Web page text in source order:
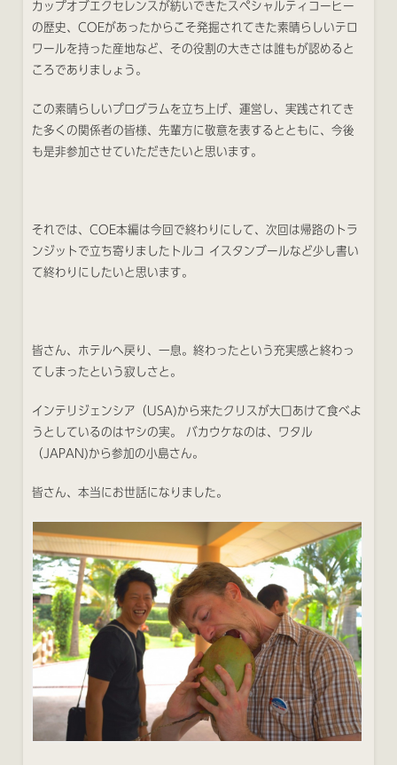
カップオブエクセレンスが紡いできたスペシャルティコーヒー
の歴史、COEがあったからこそ発掘されてきた素晴らしいテロ
ワールを持った産地など、その役割の大きさは誰もが認めると
ころでありましょう。
この素晴らしいプログラムを立ち上げ、運営し、実践されてき
た多くの関係者の皆様、先輩方に敬意を表するとともに、今後
も是非参加させていただきたいと思います。
それでは、COE本編は今回で終わりにして、次回は帰路のトラ
ンジットで立ち寄りましたトルコ イスタンブールなど少し書い
て終わりにしたいと思います。
皆さん、ホテルへ戻り、一息。終わったという充実感と終わっ
てしまったという寂しさと。
インテリジェンシア（USA)から来たクリスが大口あけて食べよ
うとしているのはヤシの実。 バカウケなのは、ワタル
（JAPAN)から参加の小島さん。
皆さん、本当にお世話になりました。